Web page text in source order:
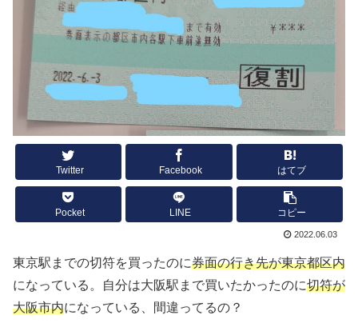
Twitter Facebook はてブ
Pocket LINE コピー
2022.06.03
東京駅までの切符を買ったのに券面の行き先が東京都区内
になっている。自分は大阪駅まで買いたかったのに切符が
大阪市内になっている、間違ってるの？